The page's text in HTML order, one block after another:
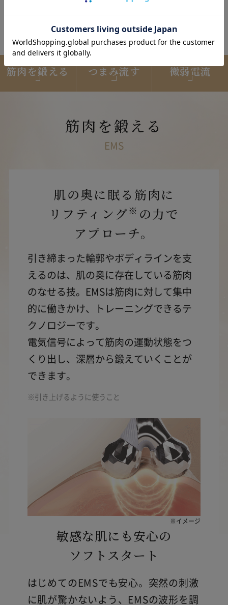
※ ドレナージュとはエステティシャンの流れるような動きを表
筋肉を鍛える つまみ流す 微弱電流
筋肉を鍛える
EMS
肌の奥に眠る筋肉に
リフティング※ の力で
アプローチ。
引き締まった輪郭やボディラインを支
えるのは、肌の奥に存在している筋肉
のなせる技。
EMSは筋肉に対して集中
的に働きかけ、トレーニングできるテ
クノロジーです。
電気信号によって筋肉の運動状態をつ
くり出し、深層から鍛えていくことが
できます。
※引き上げるように使うこと
※イメージ
敏感な肌にも安心の
ソフトスタート
はじめてのEMSでも安心。突然の刺激
に肌が驚かないよう、EMSの波形を調